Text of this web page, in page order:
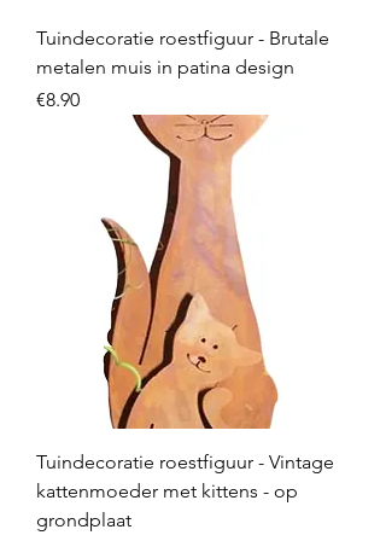
Tuindecoratie roestfiguur - Brutale
metalen muis in patina design
Price
€8.90
Tuindecoratie roestfiguur - Vintage
kattenmoeder met kittens - op
grondplaat